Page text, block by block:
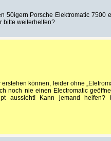
50igern Porsche Elektromatic 7500
bitte weiterhelfen?
können, leider ohne
noch nie einen Electromatic
aussieht! Kann jemand